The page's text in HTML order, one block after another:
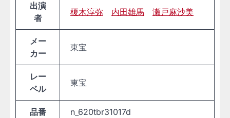
出演
者
榎木淳弥 内田雄馬 瀬戸麻沙美
メー
カー
東宝
レー
ベル
東宝
品番 n_620tbr31017d